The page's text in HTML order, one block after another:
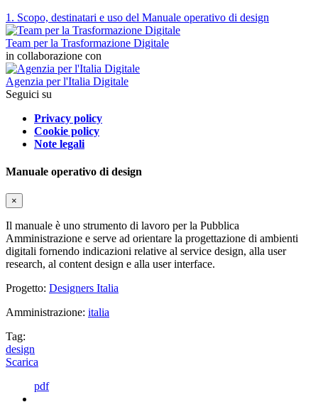
1. Scopo, destinatari e uso del Manuale operativo di design
Team per la Trasformazione Digitale
in collaborazione con
Agenzia per l'Italia Digitale
Seguici su
Privacy policy
Cookie policy
Note legali
Manuale operativo di design
×
Il manuale è uno strumento di lavoro per la Pubblica
Amministrazione e serve ad orientare la progettazione di ambienti
digitali fornendo indicazioni relative al service design, alla user
research, al content design e alla user interface.
Progetto: Designers Italia
Amministrazione: italia
Tag:
design
Scarica
pdf